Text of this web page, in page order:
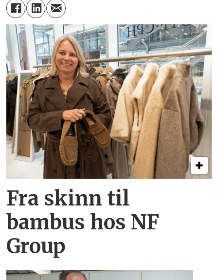
Fra skinn til
bambus hos NF
Group